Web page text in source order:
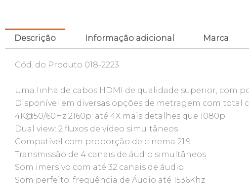
Descrição Informação adicional Marca
Cód. do Produto 018-2223
Uma linha de cabos HDMI de qualidade superior, com
Disponível em diversas opções de metragem com total
4K@50/60Hz 2160p: até 4X mais detalhes que 1080p
Dual view: 2 fluxos de vídeo simultâneos
Compatível com proporção de cinema 21:9
Transmissão de 4 canais de áudio simultâneos
Som imersivo com até 32 canais de áudio
Som perfeito: frequência de Áudio até 1536Khz